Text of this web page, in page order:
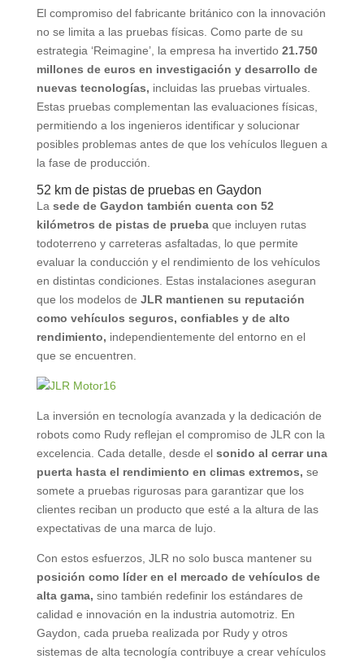
El compromiso del fabricante británico con la innovación
no se limita a las pruebas físicas. Como parte de su
estrategia ‘Reimagine’, la empresa ha invertido 21.750
millones de euros en investigación y desarrollo de
nuevas tecnologías, incluidas las pruebas virtuales.
Estas pruebas complementan las evaluaciones físicas,
permitiendo a los ingenieros identificar y solucionar
posibles problemas antes de que los vehículos lleguen a
la fase de producción.
52 km de pistas de pruebas en Gaydon
La sede de Gaydon también cuenta con 52
kilómetros de pistas de pruebaque incluyen rutas
todoterreno y carreteras asfaltadas, lo que permite
evaluar la conducción y el rendimiento de los vehículos
en distintas condiciones. Estas instalaciones aseguran
que los modelos de JLR mantienen su reputación
como vehículos seguros, confiables y de alto
rendimiento, independientemente del entorno en el
que se encuentren.
La inversión en tecnología avanzada y la dedicación de
robots como Rudy reflejan el compromiso de JLR con la
excelencia. Cada detalle, desde el sonido al cerrar una
puerta hasta el rendimiento en climas extremos, se
somete a pruebas rigurosas para garantizar que los
clientes reciban un producto que esté a la altura de las
expectativas de una marca de lujo.
Con estos esfuerzos, JLR no solo busca mantener su
posición como líder en el mercado de vehículos de
alta gama, sino también redefinir los estándares de
calidad e innovación en la industria automotriz. En
Gaydon, cada prueba realizada por Rudy y otros
sistemas de alta tecnología contribuye a crear vehículos